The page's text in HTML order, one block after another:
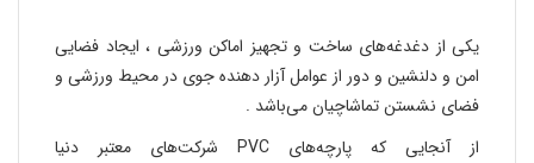
یکی از دغدغه‌های ساخت و تجهیز اماکن ورزشی ، ایجاد فضایی
امن و دلنشین و دور از عوامل آزار دهنده جوی در محیط ورزشی و
فضای نشستن تماشاچیان می‌باشد .
از آنجایی که پارچه‌های PVC شرکت‌های معتبر دنیا